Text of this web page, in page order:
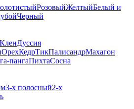
РозовыйЖелтыйБелый и
Черный
КленДуссия
ОрехКедрТикПалисандрМахагон
пангаПихтаСосна
3-х полосный2-х